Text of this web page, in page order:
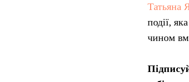
Татьяна
події,
чином